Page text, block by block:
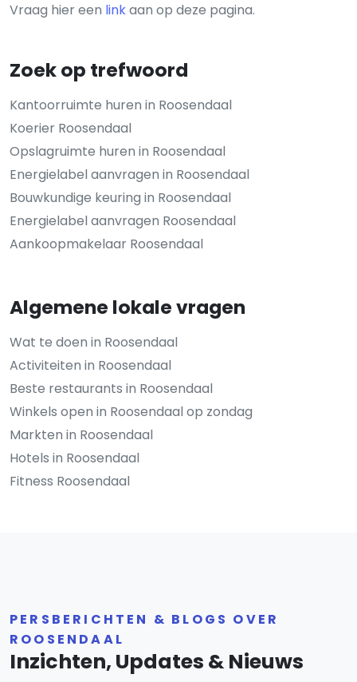
Vraag hier een linkaan op deze pagina.
Zoek op trefwoord
Kantoorruimte huren in Roosendaal
Koerier Roosendaal
Opslagruimte huren in Roosendaal
Energielabel aanvragen in Roosendaal
Bouwkundige keuring in Roosendaal
Energielabel aanvragen Roosendaal
Aankoopmakelaar Roosendaal
Algemene lokale vragen
Wat te doen in Roosendaal
Activiteiten in Roosendaal
Beste restaurants in Roosendaal
Winkels open in Roosendaal op zondag
Markten in Roosendaal
Hotels in Roosendaal
Fitness Roosendaal
PERSBERICHTEN & BLOGS OVER
ROOSENDAAL
Inzichten, Updates & Nieuws